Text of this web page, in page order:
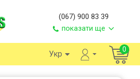
(067) 900 83 39
показати ще
Укр 0